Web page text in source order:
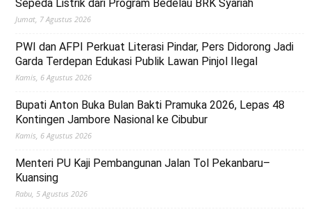
Sepeda Listrik dari Program Bedelau BRK Syariah
Jumat, 7 Agustus 2026
PWI dan AFPI Perkuat Literasi Pindar, Pers Didorong Jadi
Garda Terdepan Edukasi Publik Lawan Pinjol Ilegal
Kamis, 6 Agustus 2026
Bupati Anton Buka Bulan Bakti Pramuka 2026, Lepas 48
Kontingen Jambore Nasional ke Cibubur
Kamis, 6 Agustus 2026
Menteri PU Kaji Pembangunan Jalan Tol Pekanbaru–
Kuansing
Rabu, 5 Agustus 2026